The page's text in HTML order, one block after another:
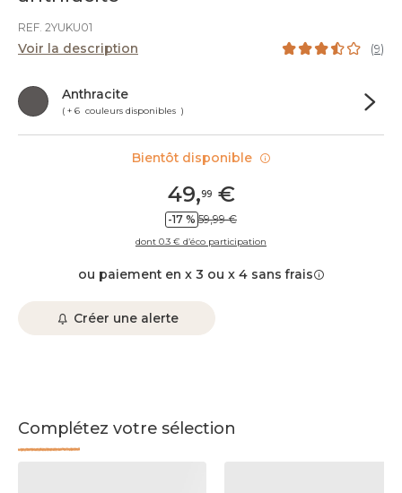
REF. 2YUKU01
Voir la description (9)
Anthracite
( + 6 couleurs disponibles )
49,99€
-17 % 59,99 €
dont 0.3 € d’éco participation
ou paiement en x 3 ou x 4 sans frais
Créer une alerte
Complétez votre sélection